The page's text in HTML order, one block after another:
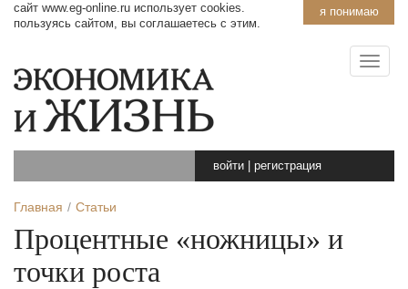
я понимаю
сайт www.eg-online.ru использует cookies.
пользуясь сайтом, вы соглашаетесь с этим.
войти регистрация
Главная Статьи
Процентные «ножницы» и
точки роста